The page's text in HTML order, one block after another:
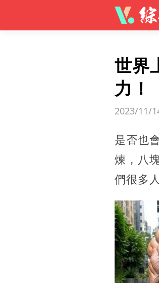
世界
力！
2023/11/
是否也
煉，八
們很多